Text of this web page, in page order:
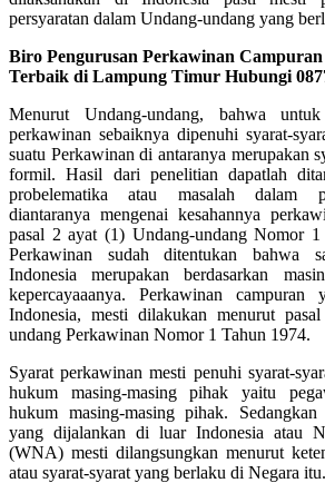
persyaratan dalam Undang-undang yang
Biro Pengurusan Perkawinan
Terbaik di Lampung Timur Hubungi
Menurut Undang-undang, bahwa
perkawinan sebaiknya dipenuhi syarat-
suatu Perkawinan di antaranya merupakan
formil. Hasil dari penelitian dapatlah
probelematika atau masalah dalam
diantaranya mengenai kesahannya
pasal 2 ayat (1) Undang-undang Nomor 1
Perkawinan sudah ditentukan bahwa
Indonesia merupakan berdasarkan
kepercayaaanya. Perkawinan
Indonesia, mesti dilakukan menurut
undang Perkawinan Nomor 1 Tahun 1974.
Syarat perkawinan mesti penuhi syarat-
hukum masing-masing pihak yaitu
hukum masing-masing pihak.
yang dijalankan di luar Indonesia atau
(WNA) mesti dilangsungkan menurut
atau syarat-syarat yang berlaku di Negara itu.